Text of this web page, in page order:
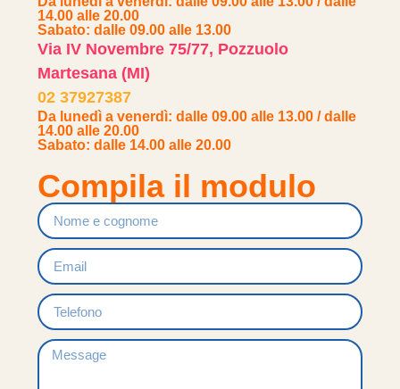
14.00 alle 20.00
Sabato: dalle 09.00 alle 13.00
Via IV Novembre 75/77, Pozzuolo
Martesana (MI)
02 37927387
Da lunedì a venerdì: dalle 09.00 alle 13.00 / dalle
14.00 alle 20.00
Sabato: dalle 14.00 alle 20.00
Compila il modulo